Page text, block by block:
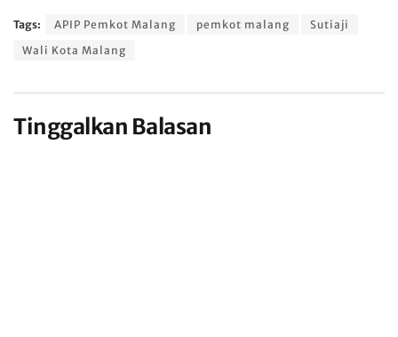
Tags: APIP Pemkot Malang pemkot malang
Sutiaji
Wali Kota Malang
Tinggalkan Balasan